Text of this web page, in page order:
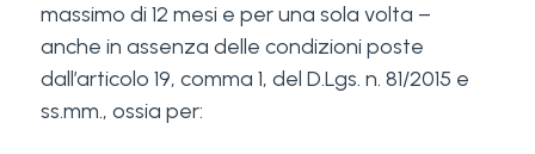
massimo di 12 mesi e per una sola volta –
anche in assenza delle condizioni poste
dall’articolo 19, comma 1, del D.Lgs. n. 81/2015 e
ss.mm., ossia per: